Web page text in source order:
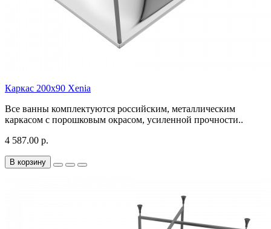
Каркас 200х90 Xenia
Все ванны комплектуются российским, металлическим
каркасом с порошковым окрасом, усиленной прочности..
4 587.00 р.
В корзину